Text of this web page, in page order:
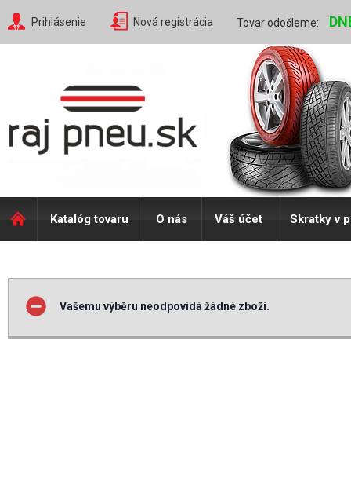
Prihlásenie Nová registrácia Tovar odošleme:
Katalóg tovaru O nás Váš účet Skratky v
Vašemu výběru neodpovídá žádné zboží.